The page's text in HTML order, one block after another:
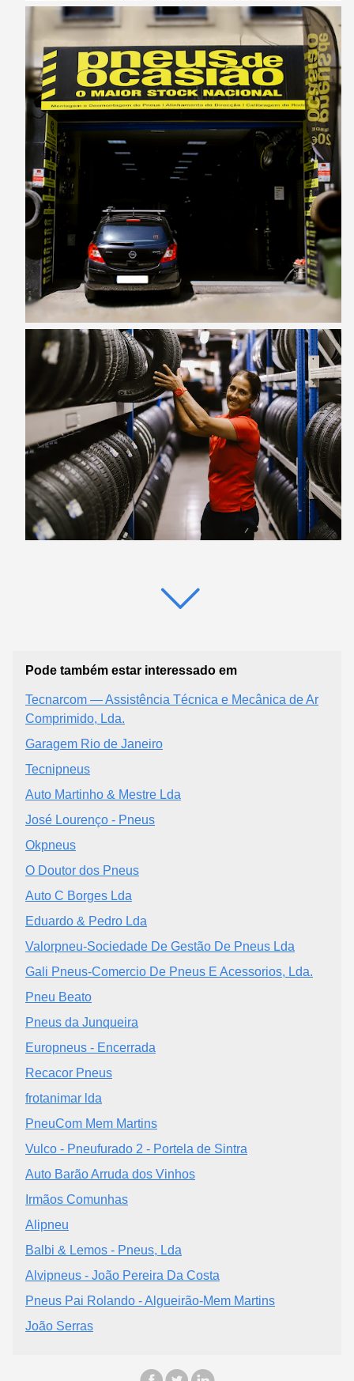
Pode também estar interessado em
Tecnarcom — Assistência Técnica e Mecânica de Ar
Comprimido, Lda.
Garagem Rio de Janeiro
Tecnipneus
Auto Martinho & Mestre Lda
José Lourenço - Pneus
Okpneus
O Doutor dos Pneus
Auto C Borges Lda
Eduardo & Pedro Lda
Valorpneu-Sociedade De Gestão De Pneus Lda
Gali Pneus-Comercio De Pneus E Acessorios, Lda.
Pneu Beato
Pneus da Junqueira
Europneus - Encerrada
Recacor Pneus
frotanimar lda
PneuCom Mem Martins
Vulco - Pneufurado 2 - Portela de Sintra
Auto Barão Arruda dos Vinhos
Irmãos Comunhas
Alipneu
Balbi & Lemos - Pneus, Lda
Alvipneus - João Pereira Da Costa
Pneus Pai Rolando - Algueirão-Mem Martins
João Serras